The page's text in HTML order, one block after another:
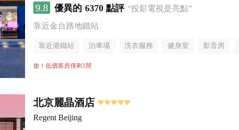
9.8 優異的 6370 點評 “投影電視是亮點”
靠近金台路地鐵站
靠近港鐵站 泊車場 洗衣服務 健身室 影音房
無煙樓層
搶！低價客房僅剩1間
北京麗晶酒店
Regent Beijing